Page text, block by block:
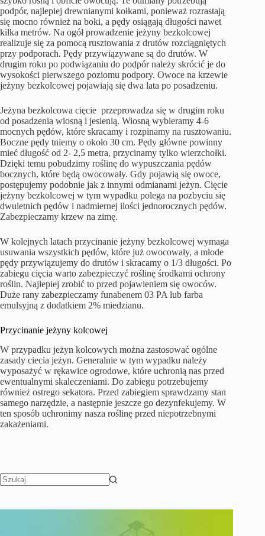
podpór, najlepiej drewnianymi kołkami, ponieważ rozrastają
się mocno również na boki, a pędy osiągają długości nawet
kilka metrów. Na ogół prowadzenie jeżyny bezkolcowej
realizuje się za pomocą rusztowania z drutów rozciągniętych
przy podporach. Pędy przywiązywane są do drutów. W
drugim roku po podwiązaniu do podpór należy skrócić je do
wysokości pierwszego poziomu podpory. Owoce na krzewie
jeżyny bezkolcowej pojawiają się dwa lata po posadzeniu.
Jeżyna bezkolcowa cięcie przeprowadza się w drugim roku
od posadzenia wiosną i jesienią. Wiosną wybieramy 4-6
mocnych pędów, które skracamy i rozpinamy na rusztowaniu.
Boczne pędy tniemy o około 30 cm. Pędy główne powinny
mieć długość od 2- 2,5 metra, przycinamy tylko wierzchołki.
Dzięki temu pobudzimy roślinę do wypuszczania pędów
bocznych, które będą owocowały. Gdy pojawią się owoce,
postępujemy podobnie jak z innymi odmianami jeżyn. Cięcie
jeżyny bezkolcowej w tym wypadku polega na pozbyciu się
dwuletnich pędów i nadmiernej ilości jednorocznych pędów.
Zabezpieczamy krzew na zimę.
W kolejnych latach przycinanie jeżyny bezkolcowej wymaga
usuwania wszystkich pędów, które już owocowały, a młode
pędy przywiązujemy do drutów i skracamy o 1/3 długości. Po
zabiegu cięcia warto zabezpieczyć roślinę środkami ochrony
roślin. Najlepiej zrobić to przed pojawieniem się owoców.
Duże rany zabezpieczamy funabenem 03 PA lub farba
emulsyjną z dodatkiem 2% miedzianu.
Przycinanie jeżyny kolcowej
W przypadku jeżyn kolcowych można zastosować ogólne
zasady ciecia jeżyn. Generalnie w tym wypadku należy
wyposażyć w rękawice ogrodowe, które uchronią nas przed
ewentualnymi skaleczeniami. Do zabiegu potrzebujemy
również ostrego sekatora. Przed zabiegiem sprawdzamy stan
samego narzędzie, a następnie jeszcze go dezynfekujemy. W
ten sposób uchronimy nasza roślinę przed niepotrzebnymi
zakażeniami.